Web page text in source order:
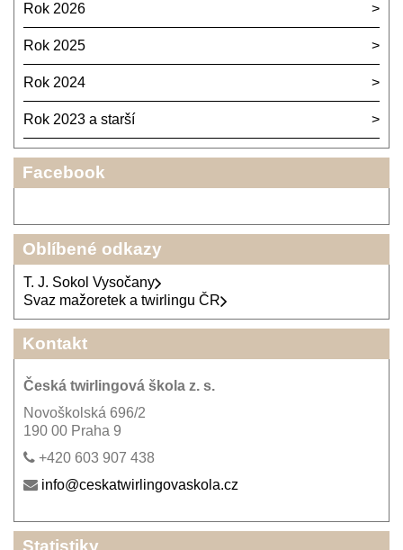
Rok 2026
Rok 2025
Rok 2024
Rok 2023 a starší
Facebook
Oblíbené odkazy
T. J. Sokol Vysočany
Svaz mažoretek a twirlingu ČR
Kontakt
Česká twirlingová škola z. s.
Novoškolská 696/2
190 00 Praha 9
+420 603 907 438
info@ceskatwirlingovaskola.cz